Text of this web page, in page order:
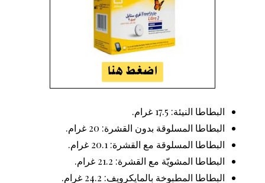
البطاطا النيئة: 17.5 غرام.
البطاطا المسلوقة بدون القشرة: 20 غرام.
البطاطا المسلوقة مع القشرة: 20.1 غرام.
البطاطا المشويّة مع القشرة: 21.2 غرام.
البطاطا المطبوخة بالمايكرويف: 24.2 غرام.